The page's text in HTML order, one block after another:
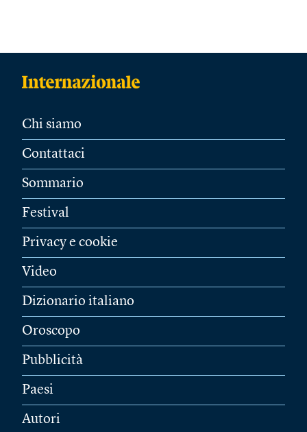
Chi siamo
Contattaci
Sommario
Festival
Privacy e cookie
Video
Dizionario italiano
Oroscopo
Pubblicità
Paesi
Autori